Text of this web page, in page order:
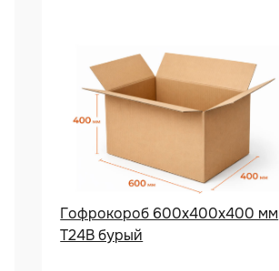
Гофрокороб 600х400х400 мм
Т24В бурый